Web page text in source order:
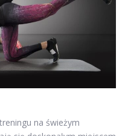
na świeżym